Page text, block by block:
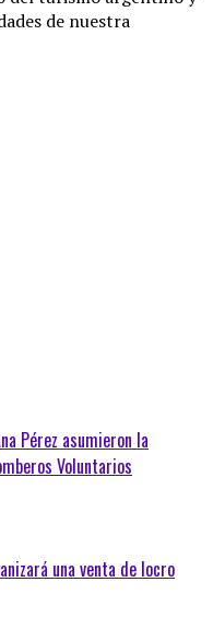
de nuestra
Pérez asumieron la
Voluntarios
una venta de locro